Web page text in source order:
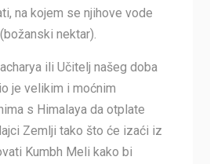
na kojem se njihove vode
nektar).
ili Učitelj našeg doba
je velikim i moćnim
s Himalaya da otplate
Zemlji tako što će izaći iz
Kumbh Meli kako bi